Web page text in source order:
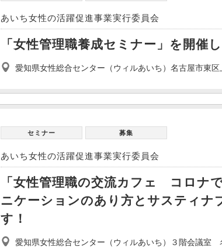
あいち女性の活躍促進事業実行委員会
「女性管理職養成セミナー」を開催
愛知県女性総合センター（ウィルあいち）名古屋市東
セミナー 募集
あいち女性の活躍促進事業実行委員会
「女性管理職の交流カフェ コロナ
ニケーションのあり方とサスティナ
す！
愛知県女性総合センター（ウィルあいち）３階会議室